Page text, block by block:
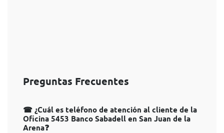
Preguntas Frecuentes
☎ ¿Cuál es teléfono de atención al cliente de la
Oficina 5453 Banco Sabadell en San Juan de la
Arena❓